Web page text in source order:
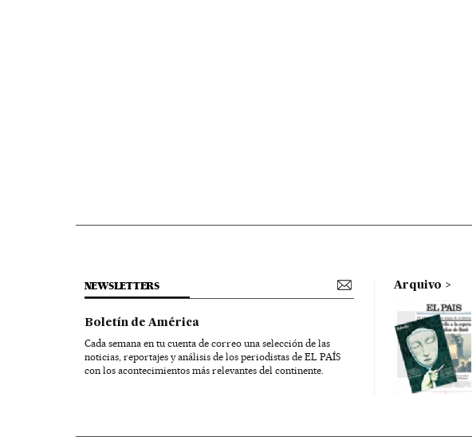
NEWSLETTERS
Boletín de América
Cada semana en tu cuenta de correo una selección de las
noticias, reportajes y análisis de los periodistas de EL PAÍS
con los acontecimientos más relevantes del continente.
Arquivo